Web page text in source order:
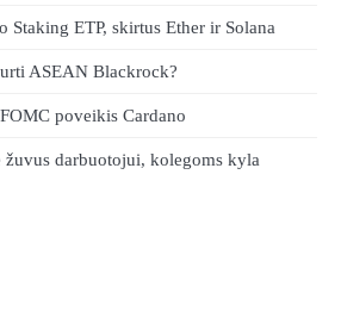
Staking ETP, skirtus Ether ir Solana
ASEAN Blackrock?
poveikis Cardano
darbuotojui, kolegoms kyla